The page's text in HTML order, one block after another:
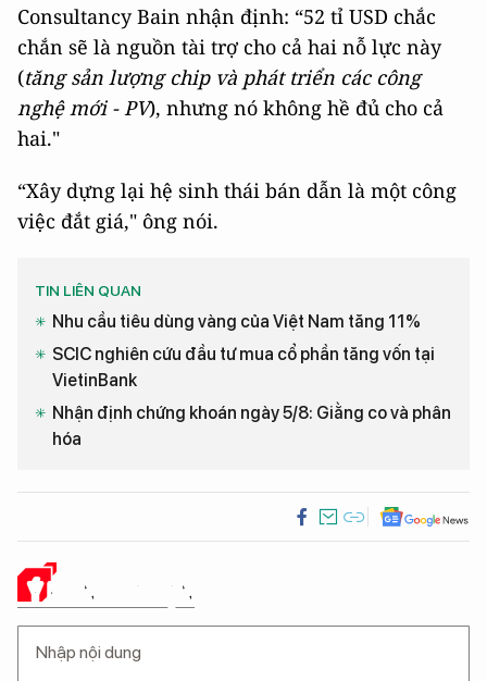
Consultancy Bain nhận định: “52 tỉ USD chắc
chắn sẽ là nguồn tài trợ cho cả hai nỗ lực này
(tăng sản lượng chip và phát triển các công
nghệ mới - PV), nhưng nó không hề đủ cho cả
hai."
“Xây dựng lại hệ sinh thái bán dẫn là một công
việc đắt giá," ông nói.
TIN LIÊN QUAN
Nhu cầu tiêu dùng vàng của Việt Nam tăng 11%
SCIC nghiên cứu đầu tư mua cổ phần tăng vốn tại
VietinBank
Nhận định chứng khoán ngày 5/8: Giằng co và phân
hóa
Ý KIẾN CỦA BẠN